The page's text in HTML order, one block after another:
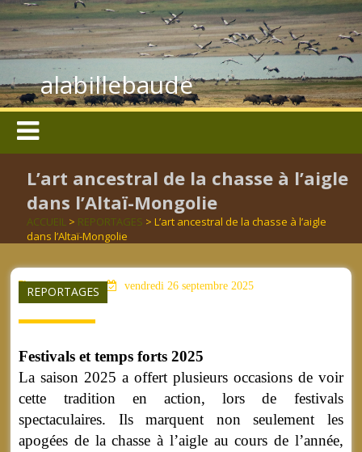
alabillebaude
L’art ancestral de la chasse à l’aigle
dans l’Altaï-Mongolie
ACCUEIL > REPORTAGES > L’art ancestral de la chasse à l’aigle
dans l’Altaï-Mongolie
REPORTAGES
aucun mot clé vendredi 26 septembre 2025
Festivals et temps forts 2025
La saison 2025 a offert plusieurs occasions de voir
cette tradition en action, lors de festivals
spectaculaires. Ils marquent non seulement les
apogées de la chasse à l’aigle au cours de l’année,